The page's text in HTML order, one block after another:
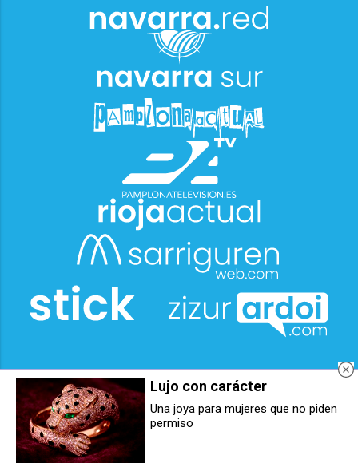
Pamplona acogerá jornadas sobre
los desafíos y herramientas
existentes para el desarrollo de
prácticas restaurativas
Educación destina más de medio
Lujo con carácter
Una joya para mujeres que no piden
permiso